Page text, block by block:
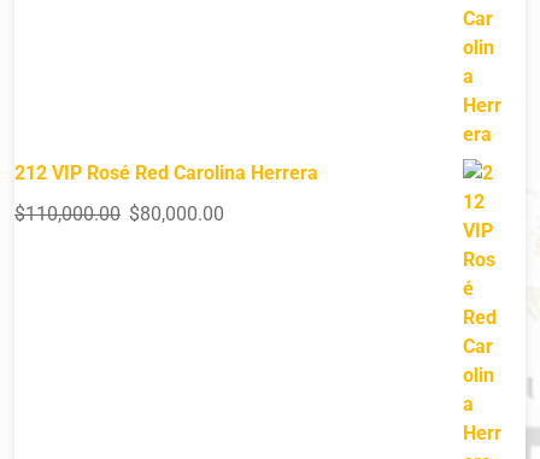
212 VIP Rosé Red Carolina Herrera
$110,000.00 $80,000.00